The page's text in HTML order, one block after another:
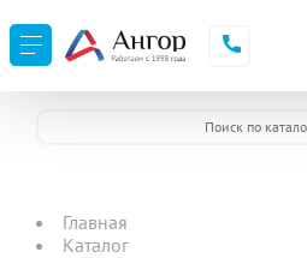
Главная
Каталог